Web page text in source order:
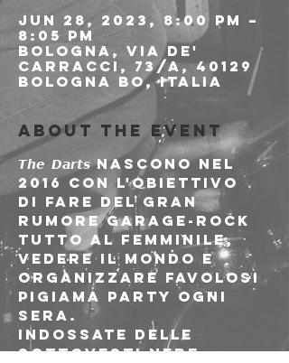
Jun 28, 2023, 8:00 PM –
8:05 PM
Bologna, Via de'
Carracci, 73/A, 40129
Bologna BO, Italia
About the event
𝙏𝙝𝙚 𝘿𝙖𝙧𝙩𝙨 nascono nel
2016 con l'obiettivo
di fare del gran
rumore garage-rock
tutto al femminile,
vedere il mondo e
organizzare favolosi
pigiama party ogni
sera.
Indossate delle
sottovesti nere